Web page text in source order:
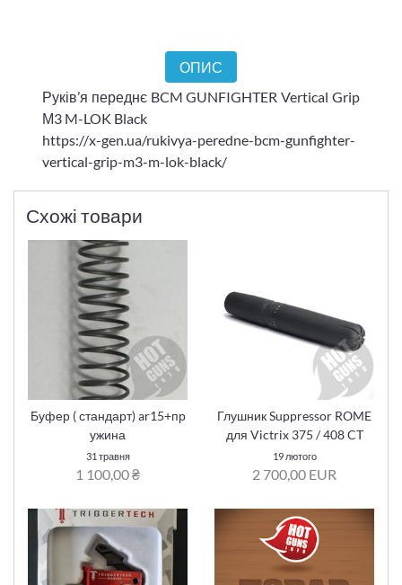
ОПИС
Руків’я переднє BCM GUNFIGHTER Vertical Grip
М3 M-LOK Black
https://x-gen.ua/rukivya-peredne-bcm-gunfighter-
vertical-grip-m3-m-lok-black/
Схожі товари
Буфер ( стандарт) ar15+пр
ужина
31 травня
1 100,00 ₴
Глушник Suppressor ROME
для Victrix 375 / 408 CT
19 лютого
2 700,00 EUR